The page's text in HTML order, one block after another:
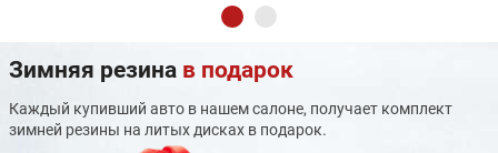
Система контроля давления в шинах UE05
Индикатор непристегнутого ремня безопасности
Передние ремни безопасности с пиротехническими
преднатяжителями и ограничителями усилия
натяжения
Задние трехточечные ремни безопасности с
инерционной катушкой
Зимняя резина в подарок
Каждый купивший авто в нашем салоне, получает комплект
зимней резины на литых дисках в подарок.